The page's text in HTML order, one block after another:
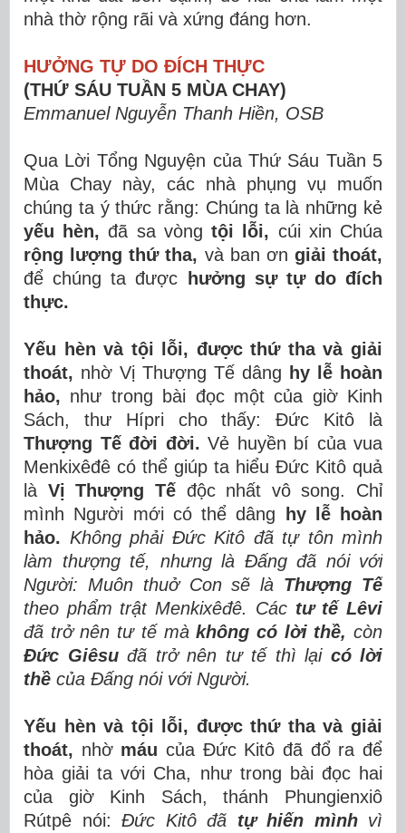
nhà thờ rộng rãi và xứng đáng hơn.
HƯỞNG TỰ DO ĐÍCH THỰC
(THỨ SÁU TUẦN 5 MÙA CHAY)
Emmanuel Nguyễn Thanh Hiền, OSB
Qua Lời Tổng Nguyện của Thứ Sáu Tuần 5
Mùa Chay này, các nhà phụng vụ muốn
chúng ta ý thức rằng: Chúng ta là những kẻ
yếu hèn, đã sa vòngtội lỗi, cúi xin Chúa
rộng lượng thứ tha, và ban ơn giải thoát,
để chúng ta được
hưởng sự tự do đích
thực.
Yếu hèn và tội lỗi, được thứ tha và giải
thoát, nhờ Vị Thượng Tế dâng hy lễ hoàn
hảo, như trong bài đọc một của giờ Kinh
Sách, thư Hípri cho thấy: Đức Kitô là
Thượng Tế đời đời. Vẻ huyền bí của vua
Menkixêđê có thể giúp ta hiểu Đức Kitô quả
là Vị Thượng Tếđộc nhất vô song. Chỉ
mình Người mới có thể dâng
hy lễ hoàn
hảo. Không phải Đức Kitô đã tự tôn mình
làm thượng tế, nhưng là Đấng đã nói với
Người: Muôn thuở Con sẽ là Thượng Tế
theo phẩm trật Menkixêđê. Các tư tế Lêvi
đã trở nên tư tế màkhông có lời thề, còn
Đức Giêsuđã trở nên tư tế thì lại có lời
thề của Đấng nói với Người.
Yếu hèn và tội lỗi, được thứ tha và giải
thoát, nhờ máucủa Đức Kitô đã đổ ra để
hòa giải ta với Cha, như trong bài đọc hai
của giờ Kinh Sách, thánh Phungienxiô
Rútpê nói: Đức Kitô đã tự hiến mìnhvì